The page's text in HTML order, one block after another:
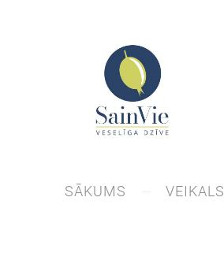
SĀKUMS VEIKALS